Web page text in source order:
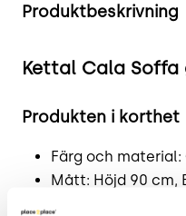
Produktbeskrivning
Kettal Cala
Produkten i korthet
Färg och material:
Mått: Höjd 90 cm,